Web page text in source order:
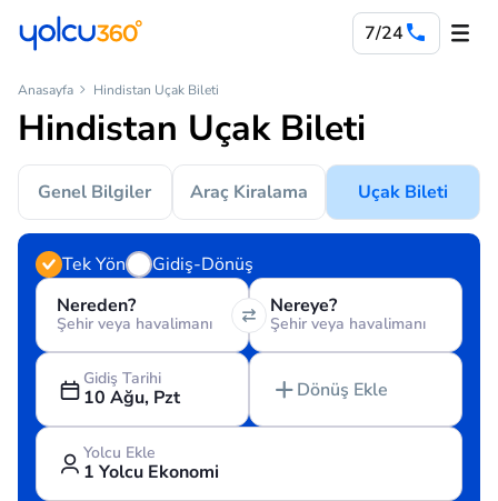
7/24
Anasayfa Hindistan Uçak Bileti
Hindistan Uçak Bileti
Genel Bilgiler Araç Kiralama Uçak Bileti
Tek Yön
Gidiş-Dönüş
Nereden?
Şehir veya havalimanı
Nereye?
Şehir veya havalimanı
Gidiş Tarihi
10 Ağu, Pzt Dönüş Ekle
Yolcu Ekle
1 Yolcu Ekonomi